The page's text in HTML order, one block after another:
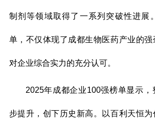
制剂等领域取得了一系列突破性进展
单，不仅体现了成都生物医药产业的
对企业综合实力的充分认可。
2025年成都企业100强榜单显示，
步提升，创下历史新高。以百利天恒